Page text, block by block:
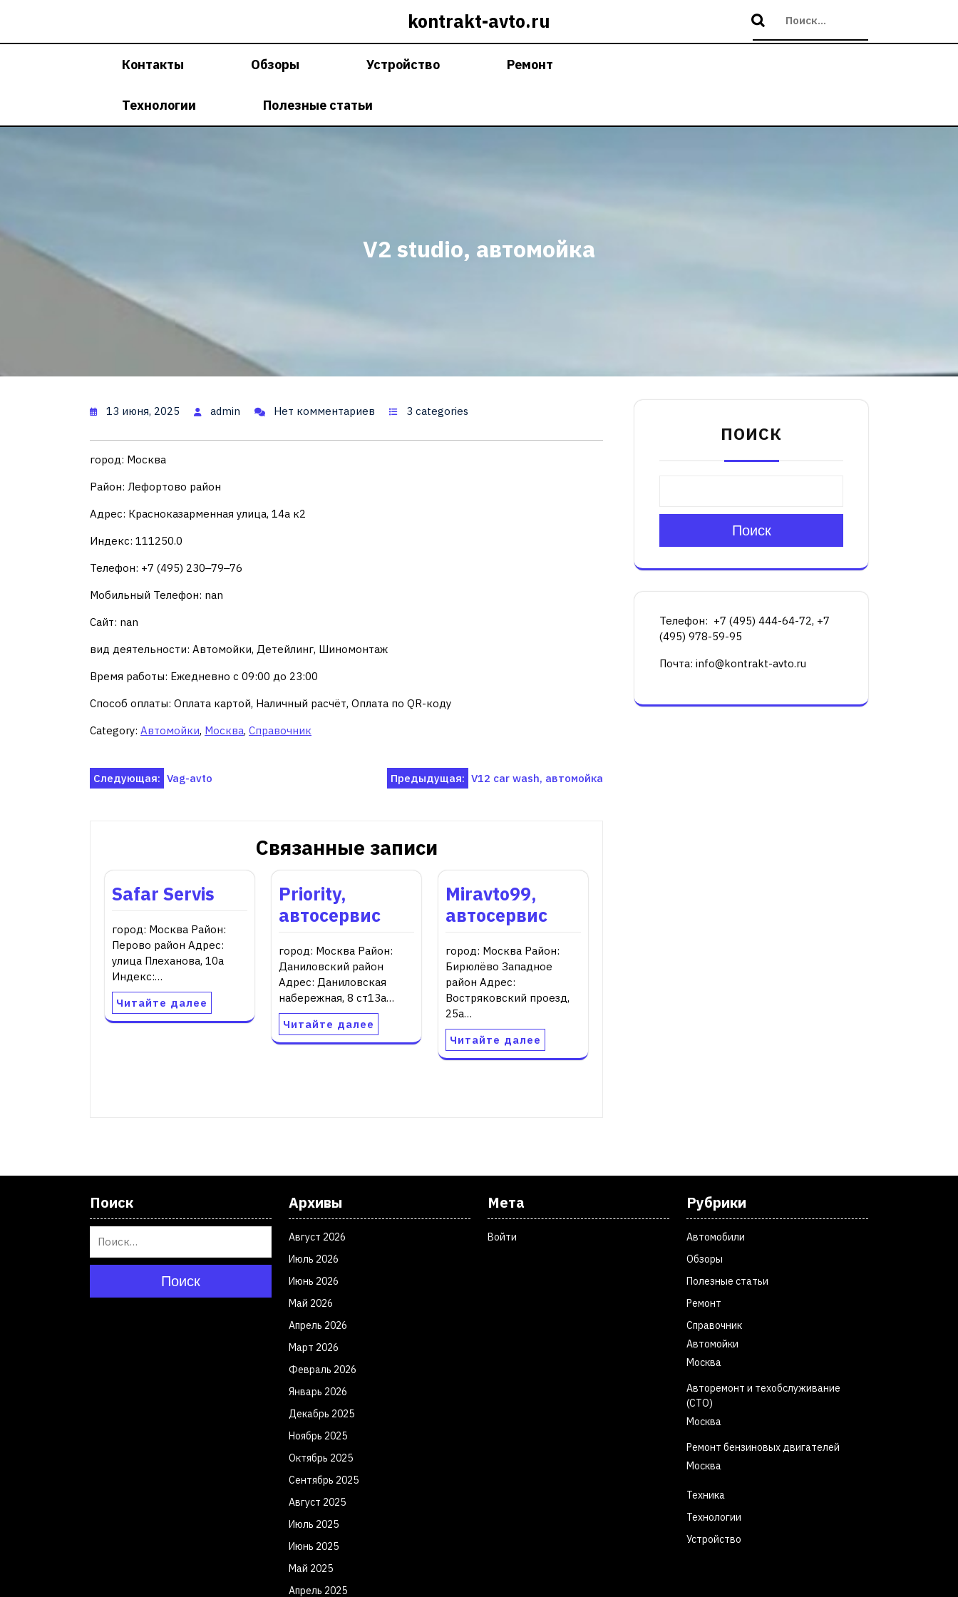
kontrakt-avto.ru
Контакты Обзоры Устройство Ремонт
Технологии Полезные статьи
V2 studio, автомойка
13 июня, 2025 admin Нет комментариев 3 categories
город: Москва
Район: Лефортово район
Адрес: Красноказарменная улица, 14а к2
Индекс: 111250.0
Телефон: +7 (495) 230‒79‒76
Мобильный Телефон: nan
Сайт: nan
вид деятельности: Автомойки, Детейлинг, Шиномонтаж
Время работы: Ежедневно с 09:00 до 23:00
Способ оплаты: Оплата картой, Наличный расчёт, Оплата по QR-коду
Category: Автомойки, Москва, Справочник
Навигация
Предыдущая: V12 car wash, автомойка
Следующая: Vag-avto
Связанные записи
Safar Servis
город: Москва Район:
Перово район Адрес:
улица Плеханова, 10а
Индекс:…
Читайте далее
Priority,
автосервис
город: Москва Район:
Даниловский район
Адрес: Даниловская
набережная, 8 ст13а…
Читайте далее
Miravto99,
автосервис
город: Москва Район:
Бирюлёво Западное
район Адрес:
Востряковский проезд,
25а…
Читайте далее
ПОИСК
Поиск
Телефон: +7 (495) 444-64-72, +7
(495) 978-59-95
Почта: info@kontrakt-avto.ru
Поиск
Поиск
Архивы
Август 2026
Июль 2026
Июнь 2026
Май 2026
Апрель 2026
Март 2026
Февраль 2026
Январь 2026
Декабрь 2025
Ноябрь 2025
Октябрь 2025
Сентябрь 2025
Август 2025
Июль 2025
Июнь 2025
Май 2025
Апрель 2025
Мета
Войти
Рубрики
Автомобили
Обзоры
Полезные статьи
Ремонт
Справочник
Автомойки
Москва
Авторемонт и техобслуживание
(СТО)
Москва
Ремонт бензиновых двигателей
Москва
Техника
Технологии
Устройство